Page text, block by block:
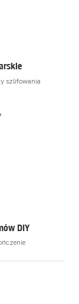
szlifowania
DIY